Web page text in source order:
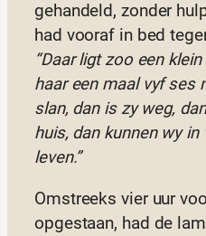
gehandeld, zonder
had vooraf in bed
“Daar ligt zoo een
haar een maal vyf ses
slan, dan is zy weg,
huis, dan kunnen wy in
leven.”
Omstreeks vier uur
opgestaan, had de